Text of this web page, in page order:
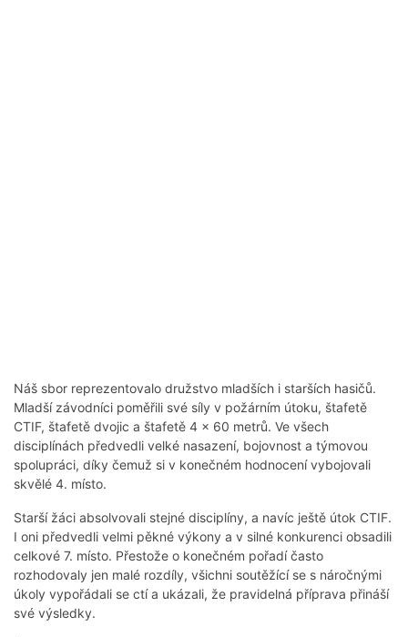
Náš sbor reprezentovalo družstvo mladších i starších hasičů.
Mladší závodníci poměřili své síly v požárním útoku, štafetě
CTIF, štafetě dvojic a štafetě 4 × 60 metrů. Ve všech
disciplínách předvedli velké nasazení, bojovnost a týmovou
spolupráci, díky čemuž si v konečném hodnocení vybojovali
skvělé 4. místo.
Starší žáci absolvovali stejné disciplíny, a navíc ještě útok CTIF.
I oni předvedli velmi pěkné výkony a v silné konkurenci obsadili
celkové 7. místo. Přestože o konečném pořadí často
rozhodovaly jen malé rozdíly, všichni soutěžící se s náročnými
úkoly vypořádali se ctí a ukázali, že pravidelná příprava přináší
své výsledky.